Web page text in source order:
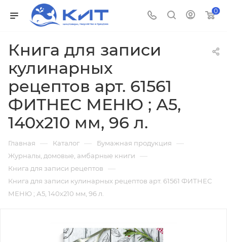
0
Книга для записи
кулинарных
рецептов арт. 61561
ФИТНЕС МЕНЮ ; А5,
140х210 мм, 96 л.
Главная — Каталог — Бумажная продукция —
Журналы, домовые, амбарные книги —
Книга для записи рецептов —
Книга для записи кулинарных рецептов арт. 61561 ФИТНЕС
МЕНЮ ; А5, 140х210 мм, 96 л.